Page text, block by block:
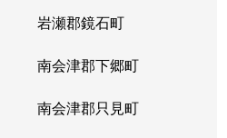
岩瀬郡鏡石町
南会津郡下郷町
南会津郡只見町